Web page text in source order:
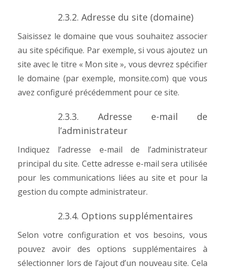
2.3.2. Adresse du site (domaine)
Saisissez le domaine que vous souhaitez associer
au site spécifique. Par exemple, si vous ajoutez un
site avec le titre « Mon site », vous devrez spécifier
le domaine (par exemple, monsite.com) que vous
avez configuré précédemment pour ce site.
2.3.3. Adresse e-mail de
l’administrateur
Indiquez l’adresse e-mail de l’administrateur
principal du site. Cette adresse e-mail sera utilisée
pour les communications liées au site et pour la
gestion du compte administrateur.
2.3.4. Options supplémentaires
Selon votre configuration et vos besoins, vous
pouvez avoir des options supplémentaires à
sélectionner lors de l’ajout d’un nouveau site. Cela